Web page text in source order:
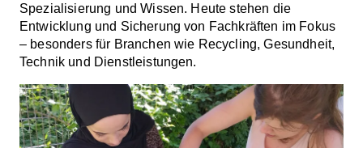
Spezialisierung und Wissen. Heute stehen die
Entwicklung und Sicherung von Fachkräften im Fokus
– besonders für Branchen wie Recycling, Gesundheit,
Technik und Dienstleistungen.